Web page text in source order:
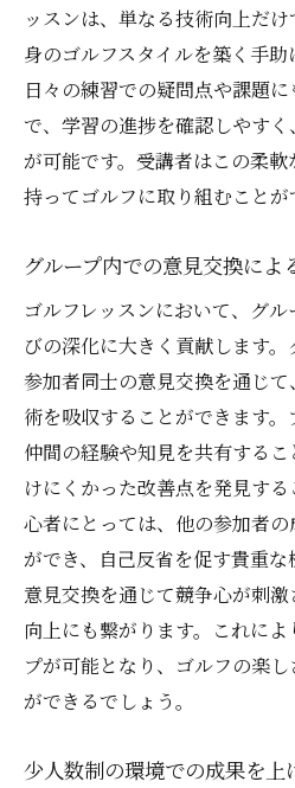
ッスンは、単なる技術向上だ
身のゴルフスタイルを築く手助
日々の練習での疑問点や課題
で、学習の進捗を確認しやす
が可能です。受講者はこの柔
持ってゴルフに取り組むことが
グループ内での意見交換によ
ゴルフレッスンにおいて、グ
びの深化に大きく貢献します。
参加者同士の意見交換を通じ
術を吸収することができます。
仲間の経験や知見を共有する
けにくかった改善点を発見す
心者にとっては、他の参加者
ができ、自己反省を促す貴重な
意見交換を通じて競争心が刺
向上にも繋がります。これに
プが可能となり、ゴルフの楽
ができるでしょう。
少人数制の環境での成果を上